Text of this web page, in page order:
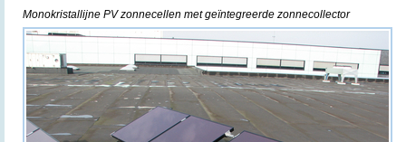
Monokristallijne PV zonnecellen met geïntegreerde zonnecollector